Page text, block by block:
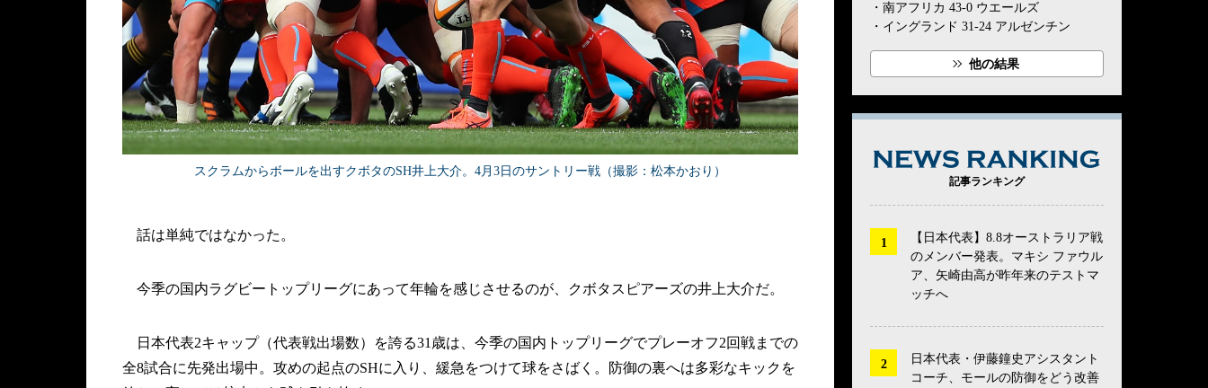
スクラムからボールを出すクボタのSH井上大介。4月3日のサントリー戦（撮影：松本かおり）
話は単純ではなかった。
今季の国内ラグビートップリーグにあって年輪を感じさせるのが、クボタスピアーズの井上大介だ。
日本代表2キャップ（代表戦出場数）を誇る31歳は、今季の国内トップリーグでプレーオフ2回戦までの
全8試合に先発出場中。攻めの起点のSHに入り、緩急をつけて球をさばく。防御の裏へは多彩なキックを
・南アフリカ 43-0 ウエールズ
・イングランド 31-24 アルゼンチン
他の結果
記事ランキング
【日本代表】8.8オーストラリア戦
のメンバー発表。マキシ ファウル
ア、矢崎由高が昨年来のテストマ
ッチへ
日本代表・伊藤鐘史アシスタント
コーチ、モールの防御をどう改善